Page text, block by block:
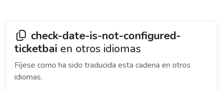
check-date-is-not-configured-
ticketbai en otros idiomas
Fíjese como ha sido traducida esta cadena en otros
idiomas.